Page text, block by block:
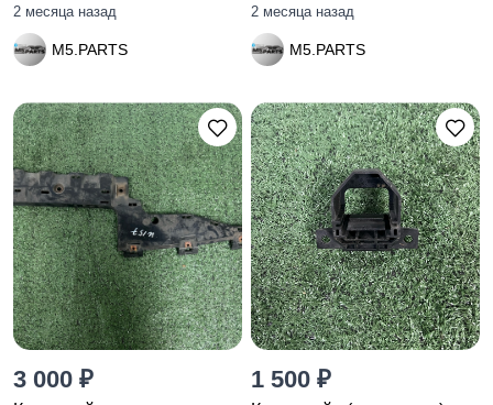
2 месяца назад
M5.PARTS
2 месяца назад
M5.PARTS
3 000 ₽ 1 500 ₽